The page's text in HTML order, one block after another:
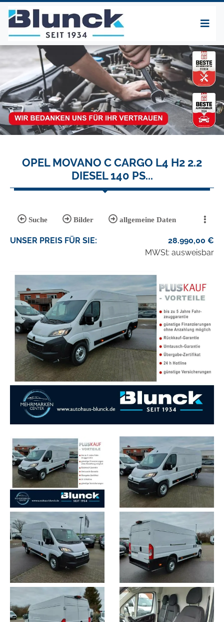
OPEL MOVANO C CARGO L4 H2 2.2
DIESEL 140 PS...
Suche Bilder allgemeine Daten
UNSER PREIS FÜR SIE: 28.990,00 €
MWSt: ausweisbar